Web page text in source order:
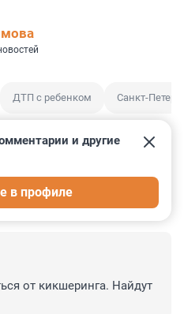
ДТП с ребенком Санкт-
и другие
в профиле
от кикшеринга. Найдут